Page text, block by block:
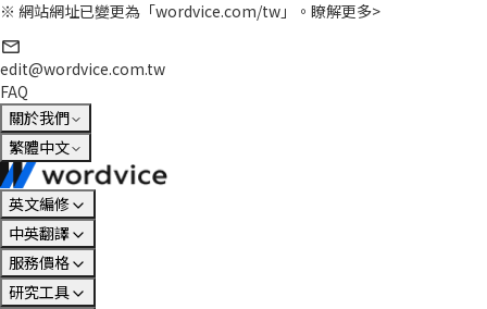
※ 網站網址已變更為「wordvice.com/tw」。 瞭解更多>
edit@wordvice.com.tw
FAQ
關於我們
繁體中文
英文編修
中英翻譯
服務價格
研究工具